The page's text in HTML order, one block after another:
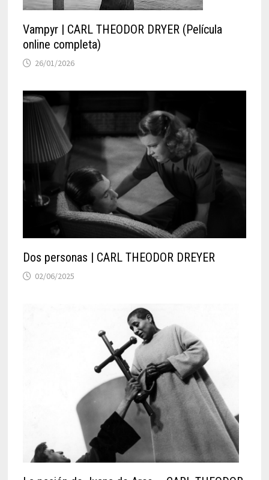
Vampyr | CARL THEODOR DRYER (Película
online completa)
26/01/2026
Dos personas | CARL THEODOR DREYER
02/06/2025